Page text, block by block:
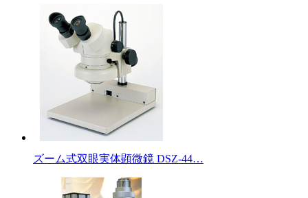
ズーム式双眼実体顕微鏡 DSZ-44…